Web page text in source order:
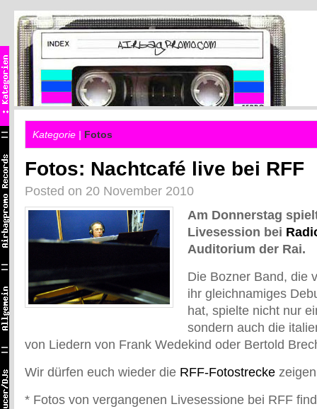
Kategorie | Fotos
Fotos: Nachtcafé live bei RFF
Posted on 20 November 2010
Am Donnerstag
Livesession bei
Auditorium der Rai.
Die Bozner Band, die
ihr gleichnamiges
hat, spielte nicht nur
sondern auch die
von Liedern von Frank Wedekind oder Bertold
Wir dürfen euch wieder die RFF-Fotostrecke
* Fotos von vergangenen Livesessione bei RFF